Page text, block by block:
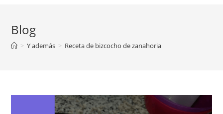
Blog
> Y además > Receta de bizcocho de zanahoria